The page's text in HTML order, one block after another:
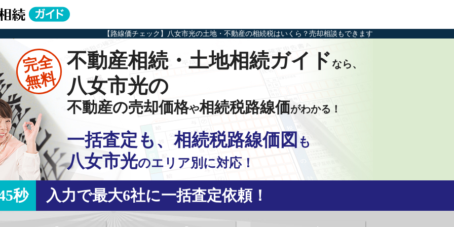
【路線価チェック】八女市光の土地・不動産の相続税はいくら？売却相談もできます
完全
無料
不動産相続・土地相続ガイドなら、
八女市光の
不動産の売却価格や相続税路線価がわかる！
一括査定も、相続税路線価図 も
八女市光のエリア別に対応！
秒 入力で最大6社に一括査定依頼！